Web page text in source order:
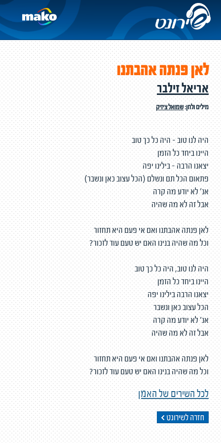
לאן פנתה אהבתנו
אריאל זילבר
מילים ולחן:שמואל ציזיק
היה לנו טוב - היה כל כך טוב
היינו ביחד כל הזמן
יצאנו הרבה - בילינו יפה
פתאום הכל תם ונשלם (הכל עצוב כאן ונשבר)
אנ' לא יודע מה קרה
אבל זה לא מה שהיה
לאן פנתה אהבתנו ואם אי פעם היא תחזור
וכל מה שהיה בנינו האם יש טעם עוד לזכור?
היה לנו טוב, היה כל כך טוב
היינו ביחד כל הזמן
יצאנו הרבה בילינו יפה
הכל עצוב כאן ונשבר
אנ' לא יודע מה קרה
אבל זה לא מה שהיה
לאן פנתה אהבתנו ואם אי פעם היא תחזור
וכל מה שהיה בנינו האם יש טעם עוד לזכור?
לכל השירים של האמן